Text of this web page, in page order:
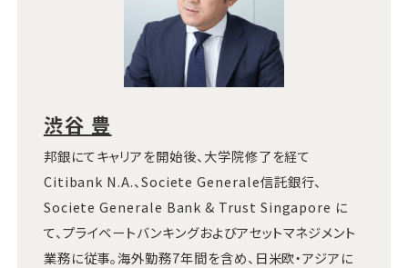
渋谷 豊
邦銀にてキャリアを開始後、大学院修了を経て
Citibank N.A.、Societe Generale信託銀行、
Societe Generale Bank & Trust Singapore に
て、プライベートバンキングおよびアセットマネジメント
業務に従事。海外勤務7年間を含め、日米欧・アジアに